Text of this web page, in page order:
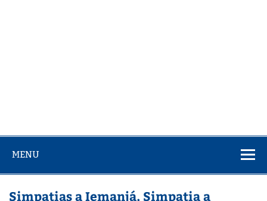
MENU
Simpatias a Iemanjá, Simpatia a